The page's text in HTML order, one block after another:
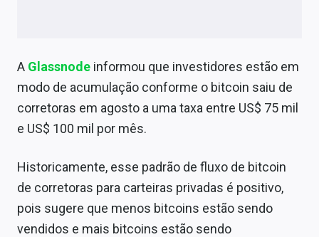
A Glassnode informou que investidores estão em
modo de acumulação conforme o bitcoin saiu de
corretoras em agosto a uma taxa entre US$ 75 mil
e US$ 100 mil por mês.
Historicamente, esse padrão de fluxo de bitcoin
de corretoras para carteiras privadas é positivo,
pois sugere que menos bitcoins estão sendo
vendidos e mais bitcoins estão sendo